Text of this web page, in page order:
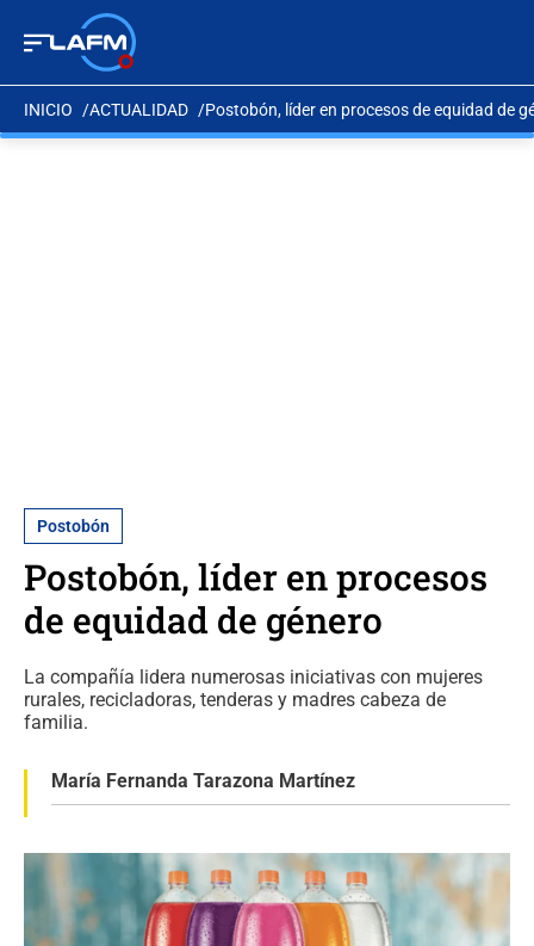
INICIO ACTUALIDAD Postobón, líder en procesos de equidad de
Postobón
Postobón, líder en procesos
de equidad de género
La compañía lidera numerosas iniciativas con mujeres
rurales, recicladoras, tenderas y madres cabeza de
familia.
María Fernanda Tarazona Martínez